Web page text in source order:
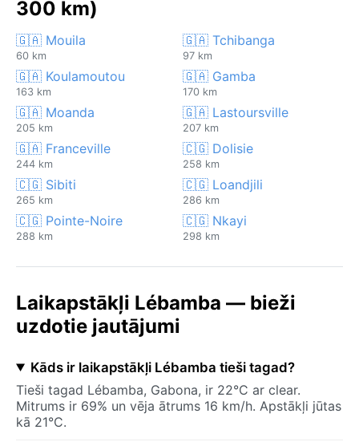
300 km)
🇬🇦 Mouila
60 km
🇬🇦 Tchibanga
97 km
🇬🇦 Koulamoutou
163 km
🇬🇦 Gamba
170 km
🇬🇦 Moanda
205 km
🇬🇦 Lastoursville
207 km
🇬🇦 Franceville
244 km
🇨🇬 Dolisie
258 km
🇨🇬 Sibiti
265 km
🇨🇬 Loandjili
286 km
🇨🇬 Pointe-Noire
288 km
🇨🇬 Nkayi
298 km
Laikapstākļi Lébamba — bieži
uzdotie jautājumi
Kāds ir laikapstākļi Lébamba tieši tagad?
Tieši tagad Lébamba, Gabona, ir 22°C ar clear.
Mitrums ir 69% un vēja ātrums 16 km/h. Apstākļi jūtas
kā 21°C.